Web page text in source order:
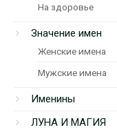
На здоровье
Значение имен
Женские имена
Мужские имена
Именины
ЛУНА И МАГИЯ